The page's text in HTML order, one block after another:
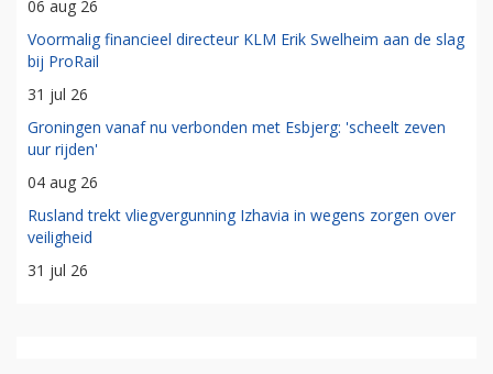
06 aug 26
Voormalig financieel directeur KLM Erik Swelheim aan de slag
bij ProRail
31 jul 26
Groningen vanaf nu verbonden met Esbjerg: 'scheelt zeven
uur rijden'
04 aug 26
Rusland trekt vliegvergunning Izhavia in wegens zorgen over
veiligheid
31 jul 26